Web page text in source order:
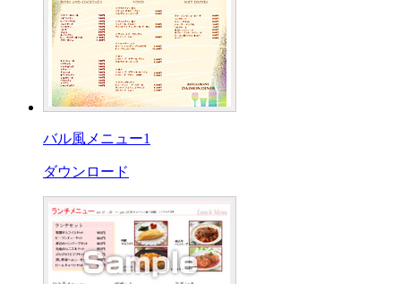
バル風メニュー1
ダウンロード